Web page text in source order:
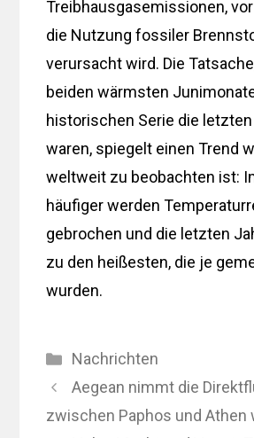
Treibhausgasemissionen,
die Nutzung fossiler
verursacht wird. Die
beiden wärmsten
historischen Serie die
waren, spiegelt einen Trend
weltweit zu beobachten ist:
häufiger werden
gebrochen und die letzten
zu den heißesten, die je
wurden.
Kategorien
Nachrichten
Aegean nimmt die
zwischen Paphos und Athen